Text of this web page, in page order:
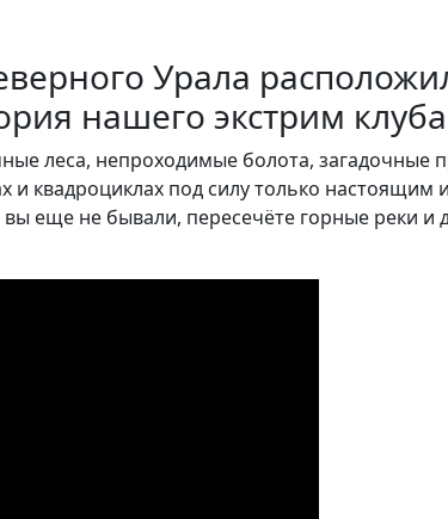
Урала
нашего экстрим
леса, непроходимые болота,
и квадроциклах под силу только
еще не бывали, пересечёте горные реки и